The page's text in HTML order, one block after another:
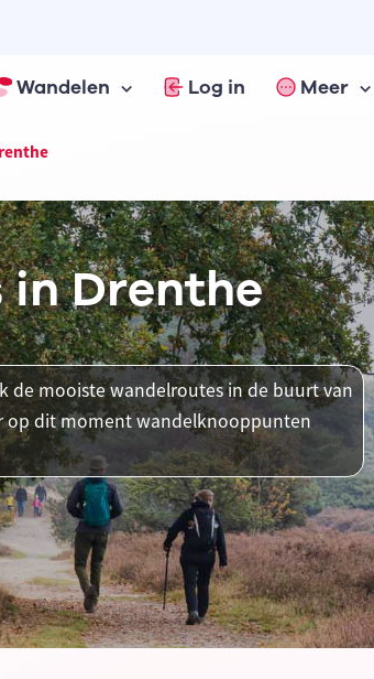
Wandelen Log in Meer
Drenthe
de mooiste wandelroutes in de buurt van
op dit moment wandelknooppunten